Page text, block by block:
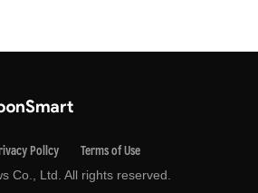
Pollcy Terms of Use
Co., Ltd. All rights reserved.